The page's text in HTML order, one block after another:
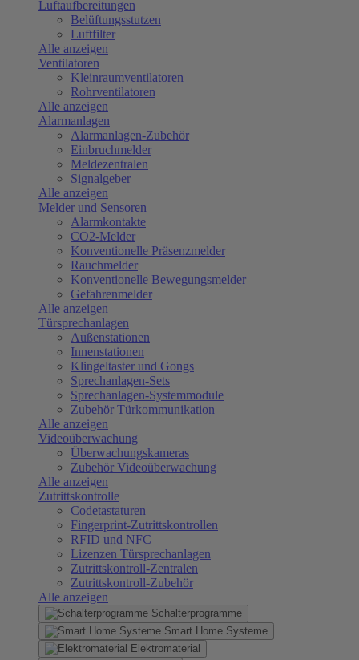
Luftaufbereitungen
Belüftungsstutzen
Luftfilter
Alle anzeigen
Ventilatoren
Kleinraumventilatoren
Rohrventilatoren
Alle anzeigen
Alarmanlagen
Alarmanlagen-Zubehör
Einbruchmelder
Meldezentralen
Signalgeber
Alle anzeigen
Melder und Sensoren
Alarmkontakte
CO2-Melder
Konventionelle Präsenzmelder
Rauchmelder
Konventionelle Bewegungsmelder
Gefahrenmelder
Alle anzeigen
Türsprechanlagen
Außenstationen
Innenstationen
Klingeltaster und Gongs
Sprechanlagen-Sets
Sprechanlagen-Systemmodule
Zubehör Türkommunikation
Alle anzeigen
Videoüberwachung
Überwachungskameras
Zubehör Videoüberwachung
Alle anzeigen
Zutrittskontrolle
Codetastaturen
Fingerprint-Zutrittskontrollen
RFID und NFC
Lizenzen Türsprechanlagen
Zutrittskontroll-Zentralen
Zutrittskontroll-Zubehör
Alle anzeigen
Schalterprogramme
Smart Home Systeme
Elektromaterial